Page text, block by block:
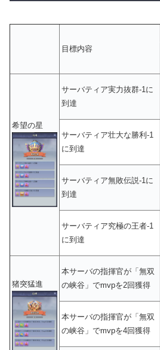
目標内容
希望の星
サーバティア実力抜群-1に
到達
サーバティア壮大な勝利-1
に到達
サーバティア無敗伝説-1に
到達
サーバティア究極の王者-1
に到達
猪突猛進
本サーバの指揮官が「無双
の峡谷」でmvpを2回獲得
本サーバの指揮官が「無双
の峡谷」でmvpを4回獲得